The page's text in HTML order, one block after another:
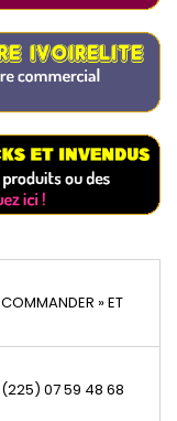
» ET
(225) 07 59 48 68